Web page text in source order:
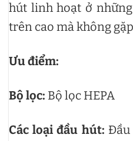
hút linh hoạt ở
trên cao mà không
Ưu điểm:
Bộ lọc: Bộ lọc HEPA
Các loại đầu hút: Đầu